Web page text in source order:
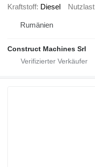
Kraftstoff Diesel Nutzlast
Rumänien
Construct Machines Srl